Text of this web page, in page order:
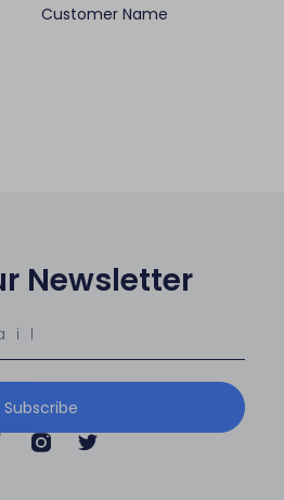
Customer Name
Newsletter
Subscribe